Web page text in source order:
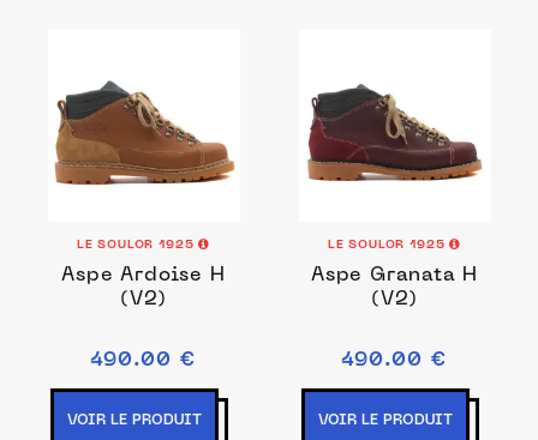
LE SOULOR 1925
Aspe Ardoise H
(V2)
490.00 €
VOIR LE PRODUIT
LE SOULOR 1925
Aspe Granata H
(V2)
490.00 €
VOIR LE PRODUIT